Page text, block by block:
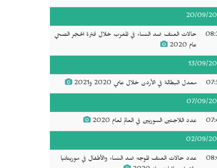
20/09/
حالات العنف ضد النساء في المغرب خلال فترة الحجر الصحي
عام 2020
13/09/
معدل البطالة في الأردن خلال عامي 2020 و2021
07/09/
عدد اللاجئين السوريين في العالم لعام 2020
02/09/
عدد حالات العنف الموجه ضد النساء والأطفال في موريتانيا